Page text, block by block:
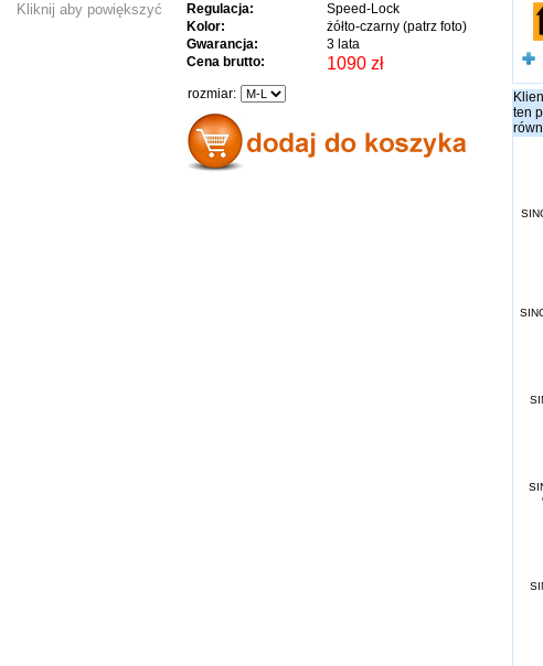
Kliknij aby powiększyć
Regulacja:
Speed-Lock
Kolor:
żółto-czarny (patrz foto)
Gwarancja:
3 lata
Cena brutto:
1090 zł
rozmiar:
ten